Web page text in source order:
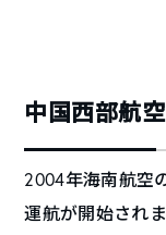
中国西部航空
2004年海南航空
運航が開始されま